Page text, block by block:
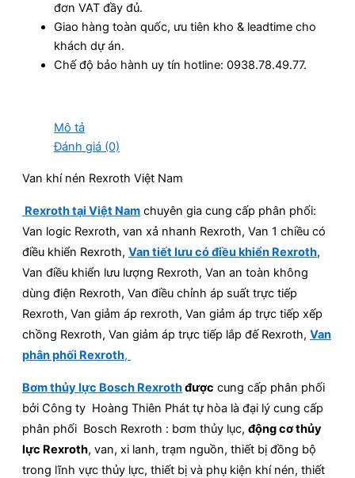
đơn VAT đầy đủ.
Giao hàng toàn quốc, ưu tiên kho & leadtime cho
khách dự án.
Chế độ bảo hành uy tín hotline: 0938.78.49.77.
Mô tả
Đánh giá (0)
Van khí nén Rexroth Việt Nam
Rexroth tại Việt Nam chuyên gia cung cấp phân phối:
Van logic Rexroth, van xả nhanh Rexroth, Van 1 chiều có
điều khiển Rexroth, Van tiết lưu có điều khiển Rexroth,
Van điều khiển lưu lượng Rexroth, Van an toàn không
dùng điện Rexroth, Van điều chỉnh áp suất trực tiếp
Rexroth, Van giảm áp rexroth, Van giảm áp trực tiếp xếp
chồng Rexroth, Van giảm áp trực tiếp lắp đế Rexroth, Van
phân phối Rexroth,
Bơm thủy lực Bosch Rexrothđược cung cấp phân phối
bởi Công ty Hoàng Thiên Phát tự hòa là đại lý cung cấp
phân phối Bosch Rexroth : bơm thủy lục, động cơ thủy
lực Rexroth, van, xi lanh, trạm nguồn, thiết bị đồng bộ
trong lĩnh vực thủy lực, thiết bị và phụ kiện khí nén, thiết